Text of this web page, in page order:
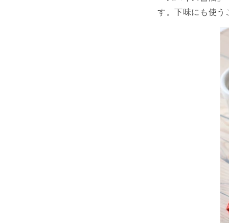
す。下味にも使う